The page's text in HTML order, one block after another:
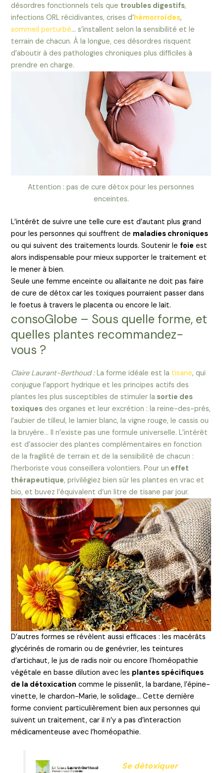
désordres fonctionnels tels que troubles digestifs,
infections ORL récidivantes, crises d’hémorroïdes,
sommeil perturbé… s’installent selon la sensibilité et le
terrain de chacun. À la longue, ces désordres risquent
d’aboutir à des pathologies chroniques plus difficiles à
prendre en charge.
Attention : pas de cure détox pour les personnes
enceintes.
L’intérêt de suivre une telle cure est d’autant plus grand
pour les personnes qui souffrent de maladies chroniques
ou qui suivent des traitements lourds. Soutenir le foie est
alors indispensable pour mieux supporter le traitement et
le mener à bien.
Seule une femme enceinte ou allaitante ne doit pas faire
de cure de détox car les toxiques pourraient passer dans
le foetus à travers le placenta ou encore le lait.
consoGlobe – Sous quelle forme, et
quelles plantes recommandez-
vous ?
Claire Laurant-Berthoud :La forme idéale est la tisane, qui
conjugue l’apport hydrique et les principes actifs des
plantes les plus susceptibles de stimuler la sortie des
toxiques des organes et leur excrétion : la reine-des-prés,
l’aubier de tilleul, le lamier blanc, la vigne rouge, le cassis ou
la bruyère… Il n’existe pas une formule universelle. L’intérêt
est d’associer des plantes complémentaires en fonction
de la fragilité de terrain et de la sensibilité de chacun :
l’herboriste vous conseillera volontiers. Pour un effet
thérapeutique, privilégiez bien sûr les plantes en vrac et
bio, et buvez l’équivalent d’un litre de tisane par jour.
D’autres formes se révèlent aussi efficaces : les macérâts
glycérinés de romarin ou de genévrier, les teintures
d’artichaut, le jus de radis noir ou encore l’homéopathie
végétale en basse dilution avec les plantes spécifiques
de la détoxication comme le pissenlit, la bardane, l’épine-
vinette, le chardon-Marie, le solidage… Cette dernière
forme convient particulièrement bien aux personnes qui
suivent un traitement, car il n’y a pas d’interaction
médicamenteuse avec l’homéopathie.
Se détoxiquer